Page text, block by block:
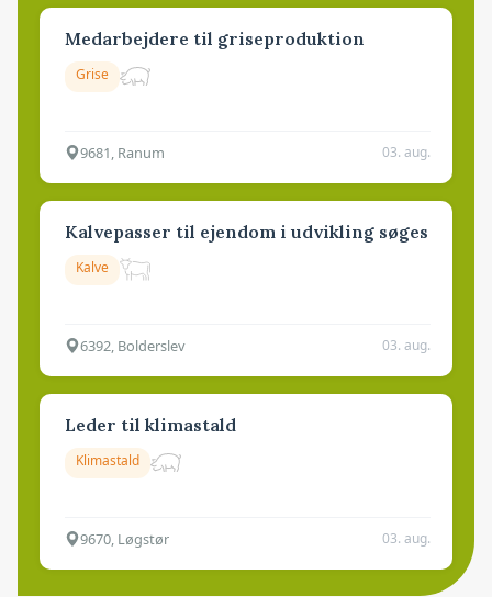
Medarbejdere til griseproduktion
Grise
9681, Ranum 03. aug.
Kalvepasser til ejendom i udvikling søges
Kalve
6392, Bolderslev 03. aug.
Leder til klimastald
Klimastald
9670, Løgstør 03. aug.